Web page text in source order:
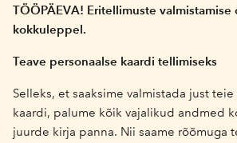
TÖÖPÄEVA! Eritellimuste valmistamise
kokkuleppel.
Teave personaalse kaardi tellimiseks
Selleks, et saaksime valmistada just
kaardi, palume kõik vajalikud andmed
juurde kirja panna. Nii saame rõõmuga